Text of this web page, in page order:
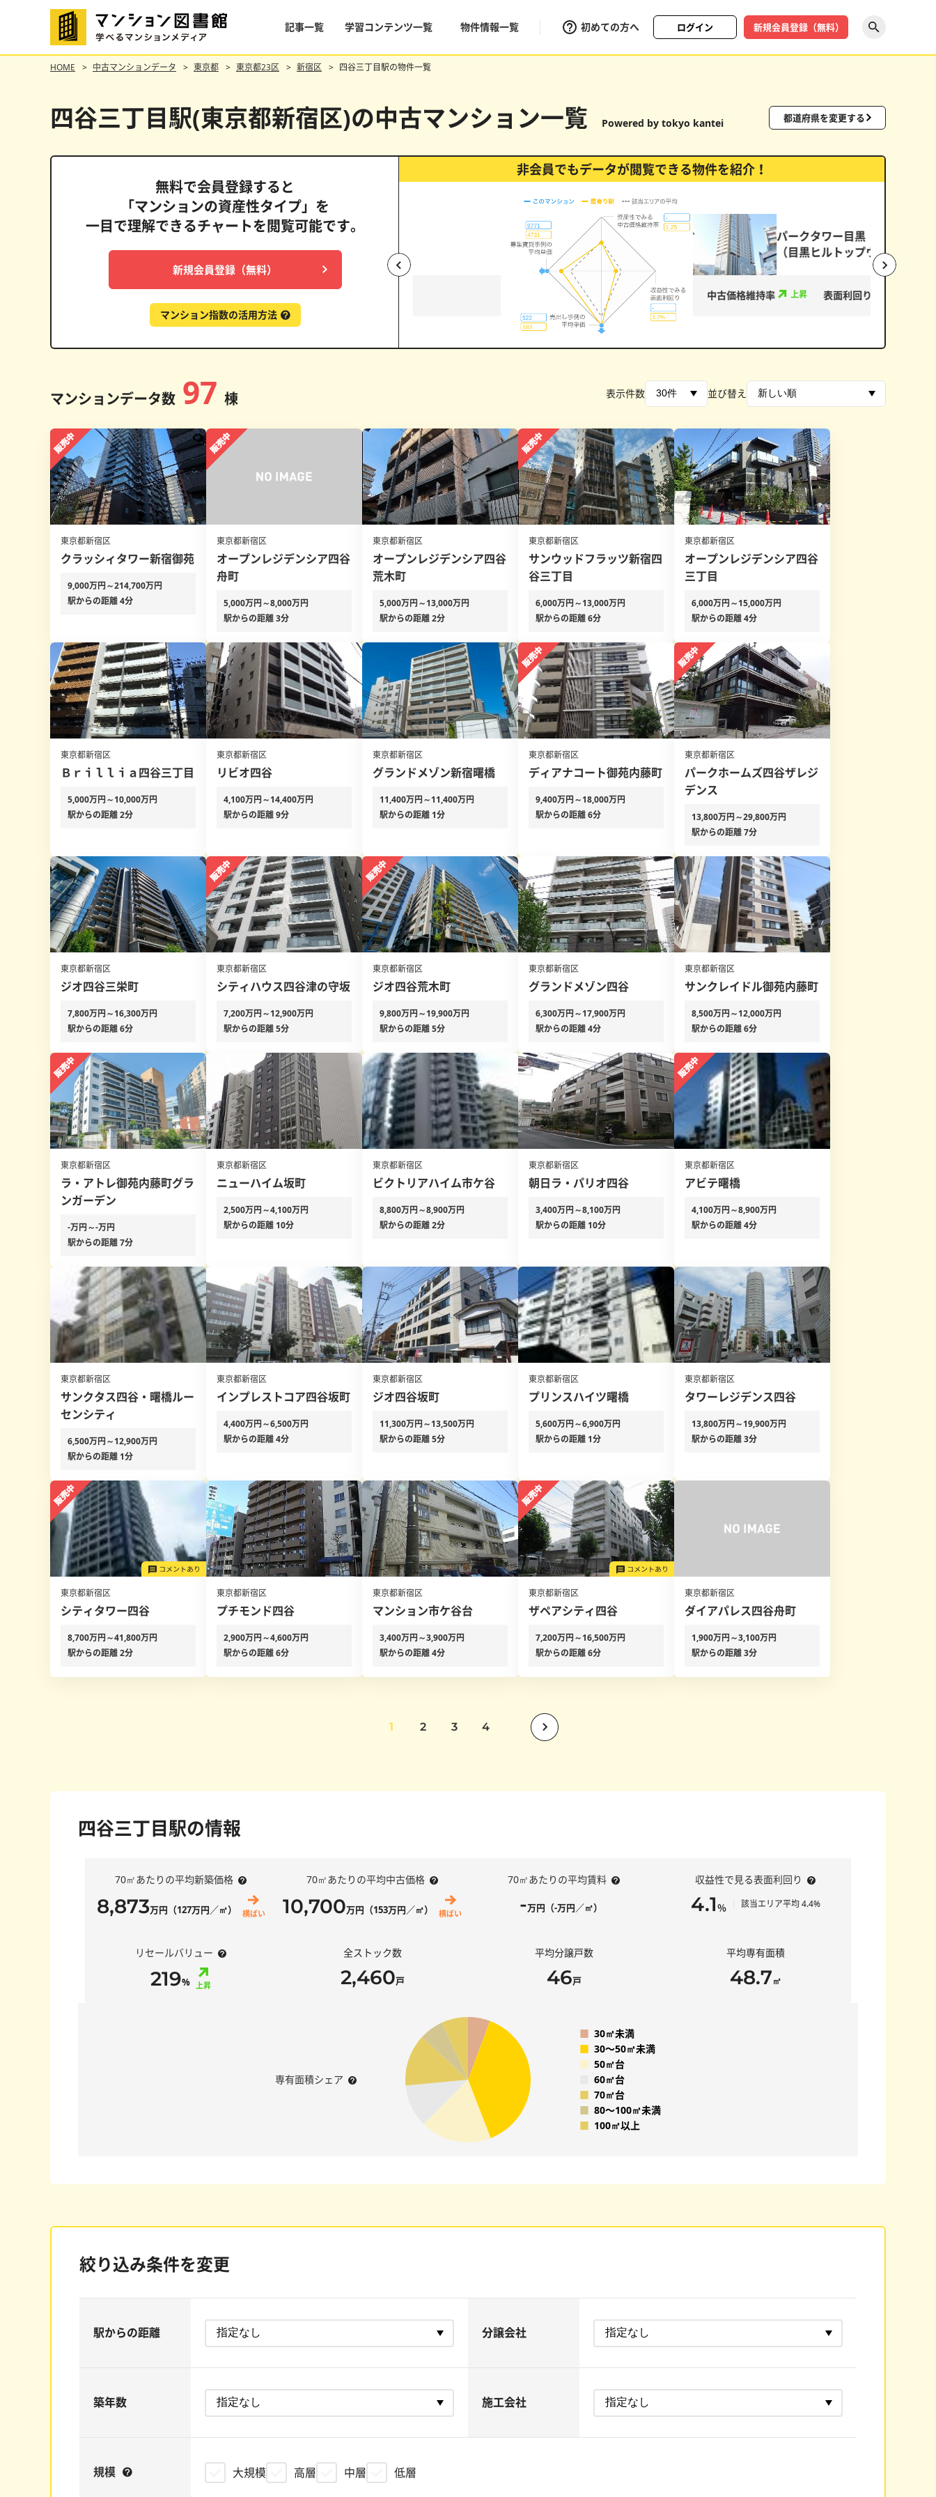
記事一覧 学習コンテンツ一覧 物件情報一覧 初めての方へ ログイン 新規会員登録（無料）
HOME 中古マンションデータ 東京都 東京都23区 新宿区 四谷三丁目駅の物件一覧
四谷三丁目駅(東京都新宿区)の中古マンション一覧 Powered by tokyo kantei 都道府県を変更する
非会員でもデータが閲覧できる物件を紹介！
パークタワー目黒
（目黒ヒルトップウォーク）
表面利回り 横ばい
無料で会員登録すると
「マンションの資産性タイプ」を
一目で理解できるチャートを閲覧可能です。
新規会員登録（無料）
マンション指数の活用方法
マンションデータ数 97 棟 表示件数 並び替え
東京都新宿区
クラッシィタワー新宿御苑
9,000万円～214,700万円
駅からの距離 4分
東京都新宿区
オープンレジデンシア四谷
舟町
5,000万円～8,000万円
駅からの距離 3分
東京都新宿区
オープンレジデンシア四谷
荒木町
5,000万円～13,000万円
駅からの距離 2分
東京都新宿区
サンウッドフラッツ新宿四
谷三丁目
6,000万円～13,000万円
駅からの距離 6分
東京都新宿区
オープンレジデンシア四谷
三丁目
6,000万円～15,000万円
駅からの距離 4分
東京都新宿区
Ｂｒｉｌｌｉａ四谷三丁目
5,000万円～10,000万円
駅からの距離 2分
東京都新宿区
リビオ四谷
4,100万円～14,400万円
駅からの距離 9分
東京都新宿区
グランドメゾン新宿曙橋
11,400万円～11,400万円
駅からの距離 1分
東京都新宿区
ディアナコート御苑内藤町
9,400万円～18,000万円
駅からの距離 6分
東京都新宿区
パークホームズ四谷ザレジ
デンス
13,800万円～29,800万円
駅からの距離 7分
東京都新宿区
ジオ四谷三栄町
7,800万円～16,300万円
駅からの距離 6分
東京都新宿区
シティハウス四谷津の守坂
7,200万円～12,900万円
駅からの距離 5分
東京都新宿区
ジオ四谷荒木町
9,800万円～19,900万円
駅からの距離 5分
東京都新宿区
グランドメゾン四谷
6,300万円～17,900万円
駅からの距離 4分
東京都新宿区
サンクレイドル御苑内藤町
8,500万円～12,000万円
駅からの距離 6分
東京都新宿区
ラ・アトレ御苑内藤町グラ
ンガーデン
-万円～-万円
駅からの距離 7分
東京都新宿区
ニューハイム坂町
2,500万円～4,100万円
駅からの距離 10分
東京都新宿区
ビクトリアハイム市ケ谷
8,800万円～8,900万円
駅からの距離 2分
東京都新宿区
朝日ラ・パリオ四谷
3,400万円～8,100万円
駅からの距離 10分
東京都新宿区
アビテ曙橋
4,100万円～8,900万円
駅からの距離 4分
東京都新宿区
サンクタス四谷・曙橋ルー
センシティ
6,500万円～12,900万円
駅からの距離 1分
東京都新宿区
インプレストコア四谷坂町
4,400万円～6,500万円
駅からの距離 4分
東京都新宿区
ジオ四谷坂町
11,300万円～13,500万円
駅からの距離 5分
東京都新宿区
プリンスハイツ曙橋
5,600万円～6,900万円
駅からの距離 1分
東京都新宿区
タワーレジデンス四谷
13,800万円～19,900万円
駅からの距離 3分
東京都新宿区
シティタワー四谷
8,700万円～41,800万円
駅からの距離 2分
東京都新宿区
プチモンド四谷
2,900万円～4,600万円
駅からの距離 6分
東京都新宿区
マンション市ケ谷台
3,400万円～3,900万円
駅からの距離 4分
東京都新宿区
ザペアシティ四谷
7,200万円～16,500万円
駅からの距離 6分
東京都新宿区
ダイアパレス四谷舟町
1,900万円～3,100万円
駅からの距離 3分
1 2 3 4
四谷三丁目駅の情報
70㎡あたりの平均新築価格
8,873万円（127万円／㎡） 横ばい
70㎡あたりの平均中古価格
10,700万円（153万円／㎡） 横ばい
70㎡あたりの平均賃料
-万円（-万円／㎡）
収益性で見る表面利回り
4.1％ 該当エリア平均 4.4%
リセールバリュー
219% 上昇
全ストック数
2,460戸
平均分譲戸数
46戸
平均専有面積
48.7㎡
専有面積シェア
■ 30㎡未満
■ 30〜50㎡未満
■ 50㎡台
60㎡台
■ 70㎡台
■ 80〜100㎡未満
■ 100㎡以上
絞り込み条件を変更
駅からの距離
築年数
分譲会社
施工会社
規模 大規模 高層 中層 低層